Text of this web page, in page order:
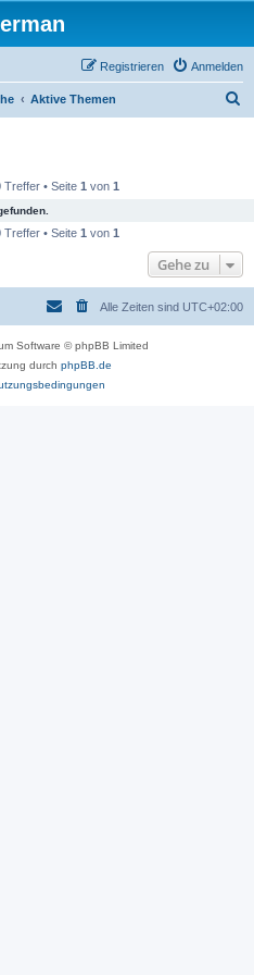
Anmelden
Registrieren
Aktive Themen
Treffer • Seite 1 von 1
Treffer • Seite 1 von 1
Gehe zu
Alle Zeiten sind UTC+02:00
Software © phpBB Limited
durch phpBB.de